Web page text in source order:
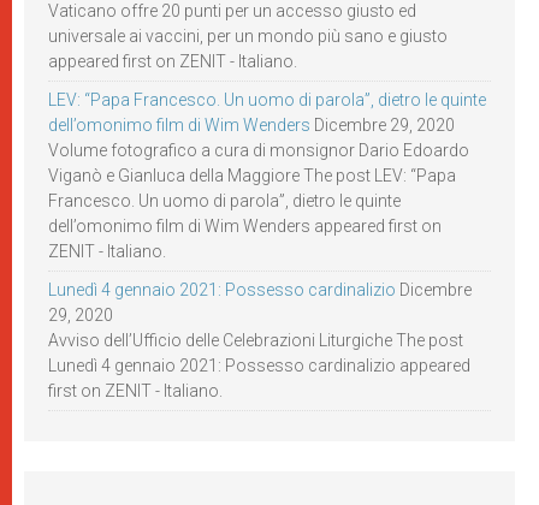
Vaticano offre 20 punti per un accesso giusto ed
universale ai vaccini, per un mondo più sano e giusto
appeared first on ZENIT - Italiano.
LEV: “Papa Francesco. Un uomo di parola”, dietro le quinte
dell’omonimo film di Wim Wenders Dicembre 29, 2020
Volume fotografico a cura di monsignor Dario Edoardo
Viganò e Gianluca della Maggiore The post LEV: “Papa
Francesco. Un uomo di parola”, dietro le quinte
dell’omonimo film di Wim Wenders appeared first on
ZENIT - Italiano.
Lunedì 4 gennaio 2021: Possesso cardinalizio Dicembre
29, 2020
Avviso dell’Ufficio delle Celebrazioni Liturgiche The post
Lunedì 4 gennaio 2021: Possesso cardinalizio appeared
first on ZENIT - Italiano.